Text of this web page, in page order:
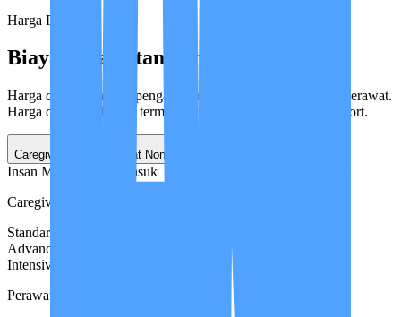
Harga Program
Biaya Perawatan per Bulan
Harga dibedakan oleh pengalaman dan pelatihan tambahan perawat.
Harga di bawah belum termasuk Biaya Manajemen & transport.
Caregiver Perawat Non STR
Insan Medika Basic
Masuk
Caregiver
Standard
Advanced
Intensive
Perawat Non STR